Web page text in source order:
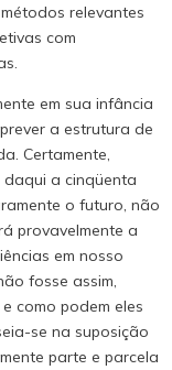
relevantes
com
em sua infância
a estrutura de
Certamente,
a cinqüenta
o futuro, não
provavelmente a
em nosso
fosse assim,
como podem eles
se na suposição
parte e parcela